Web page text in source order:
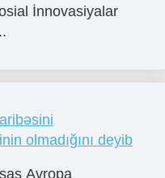
İnnovasiyalar
olmadığını deyib
Avropa